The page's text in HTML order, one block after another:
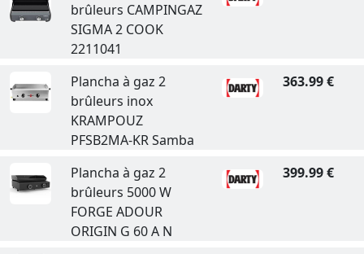
brûleurs CAMPINGAZ
SIGMA 2 COOK
2211041
Plancha à gaz 2
brûleurs inox
KRAMPOUZ
PFSB2MA-KR Samba
363.99 €
Plancha à gaz 2
brûleurs 5000 W
FORGE ADOUR
ORIGIN G 60 A N
399.99 €